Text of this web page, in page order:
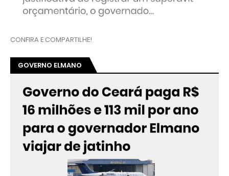
CONFIRA E COMPARTILHE!
GOVERNO ELMANO